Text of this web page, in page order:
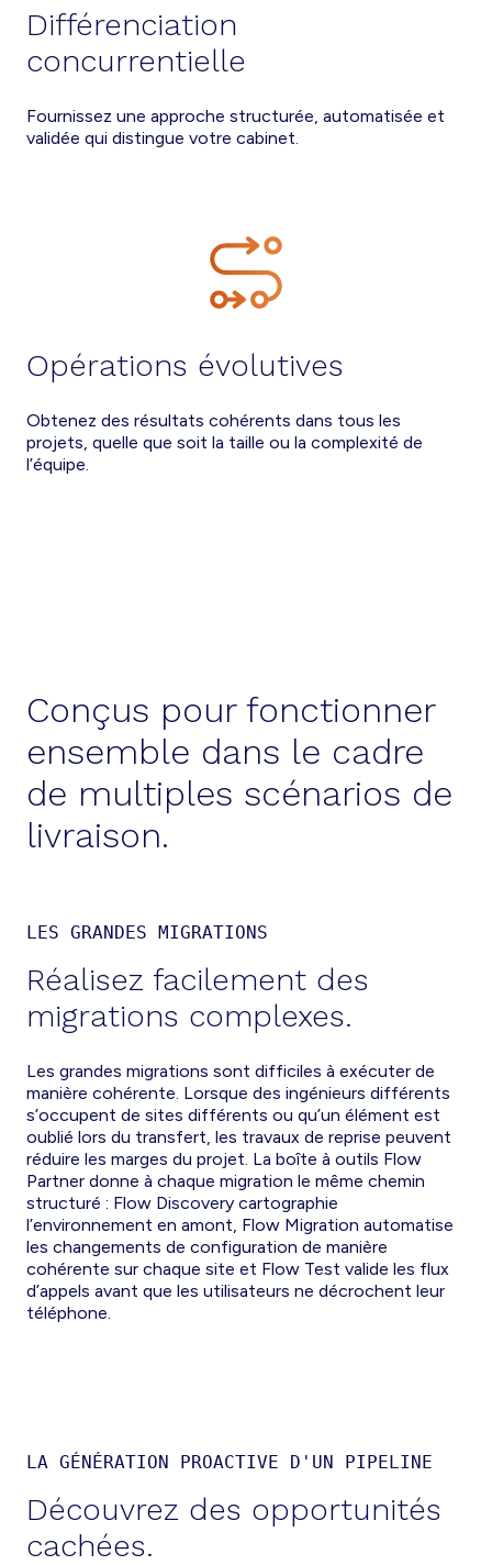
Différenciation
concurrentielle
Fournissez une approche structurée, automatisée et
validée qui distingue votre cabinet.
Opérations évolutives
Obtenez des résultats cohérents dans tous les
projets, quelle que soit la taille ou la complexité de
l’équipe.
Conçus pour fonctionner
ensemble dans le cadre
de multiples scénarios de
livraison.
LES GRANDES MIGRATIONS
Réalisez facilement des
migrations complexes.
Les grandes migrations sont difficiles à exécuter de
manière cohérente. Lorsque des ingénieurs différents
s’occupent de sites différents ou qu’un élément est
oublié lors du transfert, les travaux de reprise peuvent
réduire les marges du projet. La boîte à outils Flow
Partner donne à chaque migration le même chemin
structuré : Flow Discovery cartographie
l’environnement en amont, Flow Migration automatise
les changements de configuration de manière
cohérente sur chaque site et Flow Test valide les flux
d’appels avant que les utilisateurs ne décrochent leur
téléphone.
LA GÉNÉRATION PROACTIVE D'UN PIPELINE
Découvrez des opportunités
cachées.